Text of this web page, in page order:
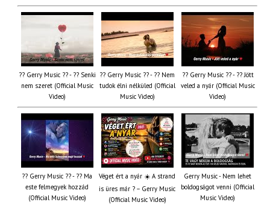
?? Gerry Music ?? - ?? Senki
nem szeret (Official Music
Video)
?? Gerry Music ?? - ?? Nem
tudok élni nélküled (Official
Music Video)
?? Gerry Music ?? - ?? Jött
veled a nyár (Official Music
Video)
?? Gerry Music ?? - ?? Ma
este felmegyek hozzád
(Official Music Video)
Véget ért a nyár ☀️ A strand
is üres már ? – Gerry Music
(Official Music Video)
Gerry Music - Nem lehet
boldogságot venni (Official
Music Video)